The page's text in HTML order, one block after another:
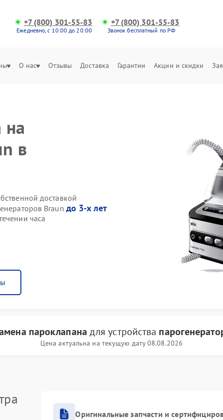
+7 (800) 301-55-83
Ежедневно, с 10:00 до 20:00
+7 (800) 301-55-83
Звонок бесплатный по РФ
О нас Отзывы Доставка Гарантии Акции и скидки
на
в
доставкой
Braun до 3-х лет
часа
пароклапана для устройства
Цена актуальна на текущую дату 08.08.2026
Оригинальные запчасти и